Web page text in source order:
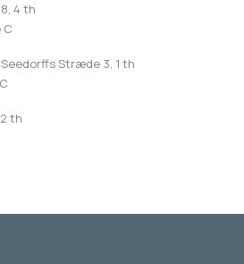
4 th
C
Stræde 3, 1 th
th